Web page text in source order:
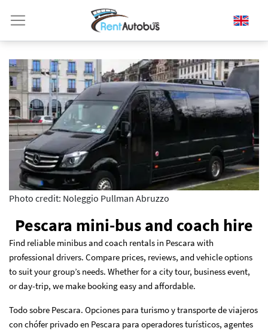
Photo credit: Noleggio Pullman Abruzzo
Pescara mini-bus and coach hire
Find reliable minibus and coach rentals in Pescara with
professional drivers. Compare prices, reviews, and vehicle options
to suit your group’s needs. Whether for a city tour, business event,
or day-trip, we make booking easy and affordable.
Todo sobre Pescara. Opciones para turismo y transporte de viajeros
con chófer privado en Pescara para operadores turísticos, agentes